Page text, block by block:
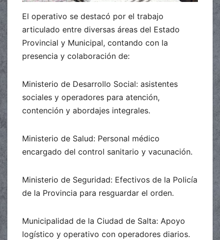
El operativo se destacó por el trabajo
articulado entre diversas áreas del Estado
Provincial y Municipal, contando con la
presencia y colaboración de:
Ministerio de Desarrollo Social: asistentes
sociales y operadores para atención,
contención y abordajes integrales.
Ministerio de Salud: Personal médico
encargado del control sanitario y vacunación.
Ministerio de Seguridad: Efectivos de la Policía
de la Provincia para resguardar el orden.
Municipalidad de la Ciudad de Salta: Apoyo
logístico y operativo con operadores diarios.